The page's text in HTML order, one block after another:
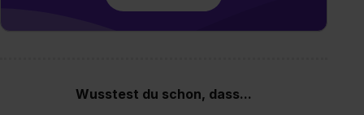
Wusstest du schon, dass...